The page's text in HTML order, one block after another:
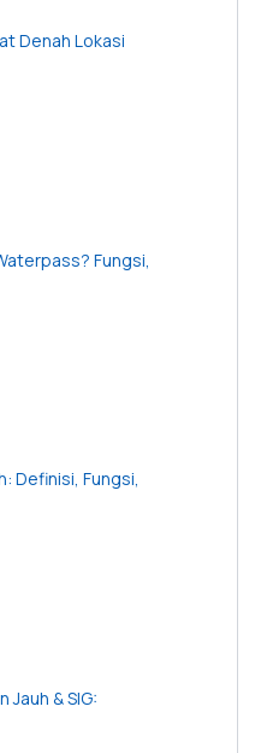
Denah Lokasi
Fungsi,
Definisi, Fungsi,
Jauh & SIG: